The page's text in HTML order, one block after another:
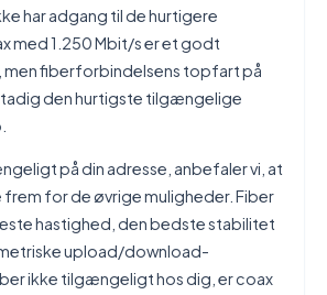
har adgang til de hurtigere
med 1.250 Mbit/s er et godt
men fiberforbindelsens topfart på
den hurtigste tilgængelige
på din adresse, anbefaler vi, at
for de øvrige muligheder. Fiber
hastighed, den bedste stabilitet
upload/download-
ikke tilgængeligt hos dig, er coax